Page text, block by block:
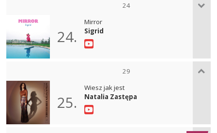
24
24.
Mirror
Sigrid
29
25.
Wiesz jak jest
Natalia Zastępa